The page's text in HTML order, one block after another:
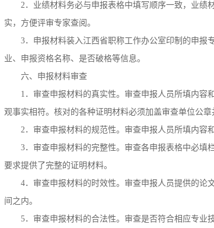
2．业绩材料务必与申报表格中填写顺序一致，业绩
实，方便评审专家查阅。
3．申报材料装入江西省职称工作办公室印制的申报
业、申报资格名称、是否破格等信息。
六、申报材料审查
1．审查申报材料的真实性。审查申报人员所填内
观事实相符。核对的各种证明材料必须加盖审查单位公章
2．审查申报材料的规范性。审查申报人员所填内容
3．审查申报材料的完整性。审查各申报表格中必填
要求提供了完整的证明材料。
4．审查申报材料的时效性。审查申报人员提供的论
间之内。
5．审查申报材料的合法性。审查是否符合相应专业